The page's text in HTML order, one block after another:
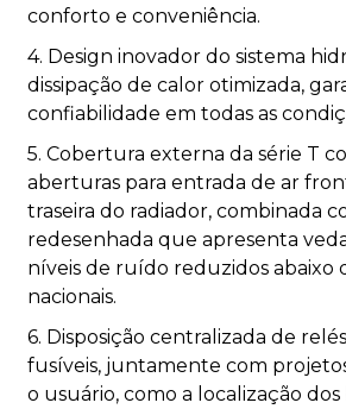
conforto e conveniência.
4. Design inovador do sistema
dissipação de calor otimizada,
confiabilidade em todas as
5. Cobertura externa da série T
aberturas para entrada de ar
traseira do radiador, combinada
redesenhada que apresenta
níveis de ruído reduzidos abaixo
nacionais.
6. Disposição centralizada de
fusíveis, juntamente com
o usuário, como a localização dos